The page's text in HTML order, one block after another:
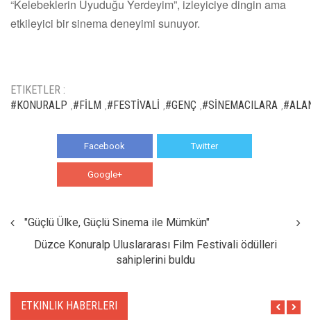
“Kelebeklerin Uyuduğu Yerdeyim”, izleyiciye dingin ama
etkileyici bir sinema deneyimi sunuyor.
ETIKETLER :
#KONURALP #FİLM #FESTİVALİ #GENÇ #SİNEMACILARA
Facebook Twitter
Google+
"Güçlü Ülke, Güçlü Sinema ile Mümkün"
Düzce Konuralp Uluslararası Film Festivali ödülleri
sahiplerini buldu
ETKINLIK HABERLERI